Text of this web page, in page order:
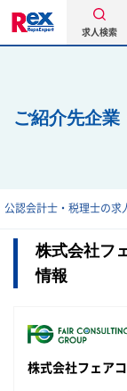
求人検索
ご紹介先企業
公認会計士・税理士の求
株式会社フ
情報
株式会社フェア